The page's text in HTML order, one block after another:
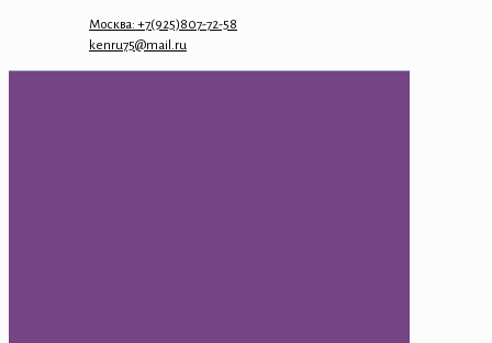
Москва: +7(925)807-72-58
kenru75@mail.ru